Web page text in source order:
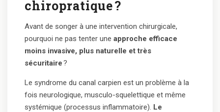
chiropratique?
Avant de songer à une intervention chirurgicale,
pourquoi ne pas tenter une approche efficace
moins invasive, plus naturelle et très
sécuritaire?
Le syndrome du canal carpien est un problème à la
fois neurologique, musculo-squelettique et même
systémique (processus inflammatoire). Le